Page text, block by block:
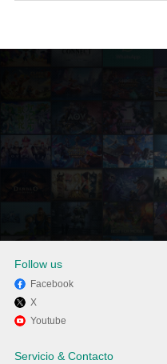
Disfruta
PC
Follow us
Facebook
X
Youtube
Servicio & Contacto